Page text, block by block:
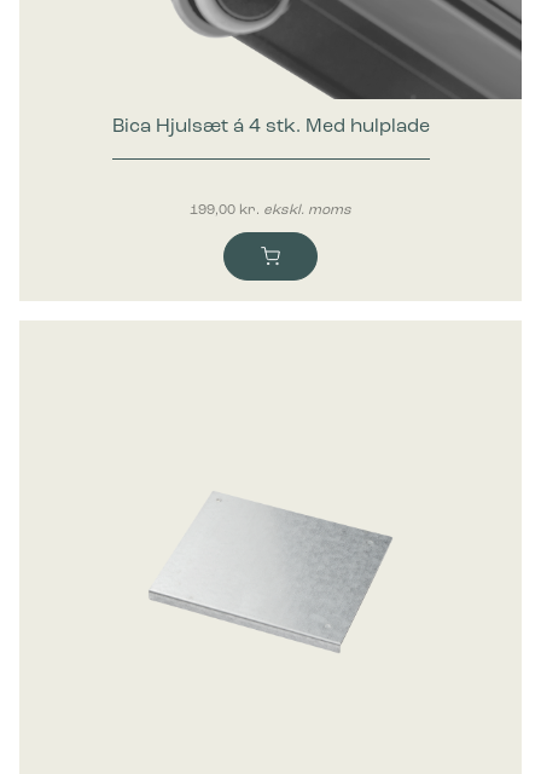
Marketing cookies bruges til at spore brugere på tværs af
engagerende for den enkelte bruger, og dermed mere
Bica Hjulsæt á 4 stk. Med hulplade
199,00 ekskl. moms